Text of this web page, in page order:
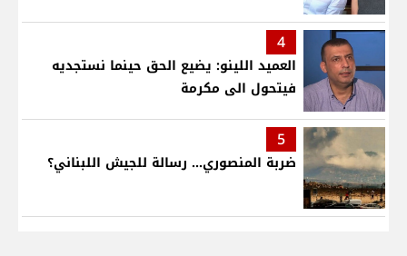
4
العميد اللينو: يضيع الحق حينما نستجديه
فيتحول الى مكرمة
5
ضربة المنصوري... رسالة للجيش اللبناني؟